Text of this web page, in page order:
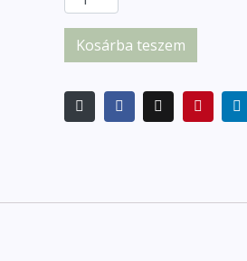
Kosárba teszem